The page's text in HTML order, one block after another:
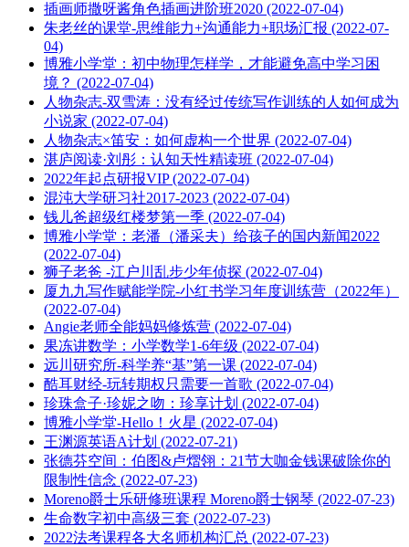
插画师撒呀酱角色插画进阶班2020 (2022-07-04)
朱老丝的课堂-思维能力+沟通能力+职场汇报 (2022-07-
04)
博雅小学堂：初中物理怎样学，才能避免高中学习困
境？ (2022-07-04)
人物杂志-双雪涛：没有经过传统写作训练的人如何成为
小说家 (2022-07-04)
人物杂志×笛安：如何虚构一个世界 (2022-07-04)
湛庐阅读·刘彤：认知天性精读班 (2022-07-04)
2022年起点研报VIP (2022-07-04)
混沌大学研习社2017-2023 (2022-07-04)
钱儿爸超级红楼梦第一季 (2022-07-04)
博雅小学堂：老潘（潘采夫）给孩子的国内新闻2022
(2022-07-04)
狮子老爸 -江户川乱步少年侦探 (2022-07-04)
厦九九写作赋能学院-小红书学习年度训练营（2022年）
(2022-07-04)
Angie老师全能妈妈修炼营 (2022-07-04)
果冻讲数学：小学数学1-6年级 (2022-07-04)
远川研究所-科学养“基”第一课 (2022-07-04)
酷耳财经-玩转期权只需要一首歌 (2022-07-04)
珍珠盒子·珍妮之吻：珍享计划 (2022-07-04)
博雅小学堂-Hello！火星 (2022-07-04)
王渊源英语A计划 (2022-07-21)
张德芬空间：伯图&卢熠翎：21节大咖金钱课破除你的
限制性信念 (2022-07-23)
Moreno爵士乐研修班课程 Moreno爵士钢琴 (2022-07-23)
生命数字初中高级三套 (2022-07-23)
2022法考课程各大名师机构汇总 (2022-07-23)